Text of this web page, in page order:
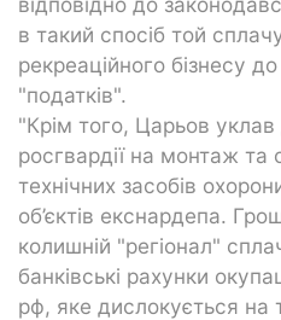
в такий спосіб той
рекреаційного бізнесу
"податків".
"Крім того, Царьов уклав
росгвардії на монтаж та
технічних засобів
об’єктів екснардепа.
колишній "регіонал"
банківські рахунки
рф, яке дислокується на